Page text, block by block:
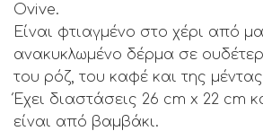
Ovive.
Είναι φτιαγμένo στο χέρι από
ανακυκλωμένο δέρμα σε
του ρόζ, του καφέ και της
Έχει διαστάσεις 26 cm x 22 cm
είναι από βαμβάκι.